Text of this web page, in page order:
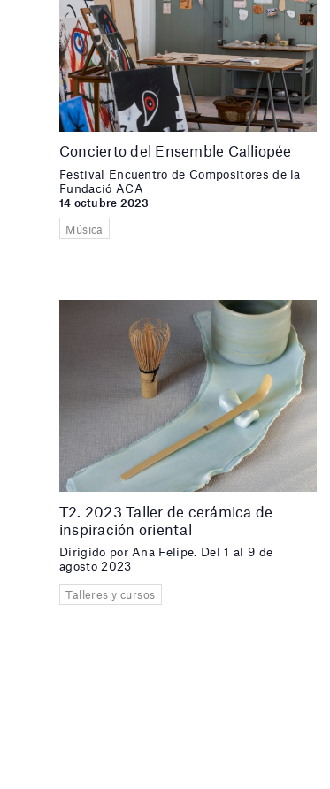
Concierto del Ensemble Calliopée
Festival Encuentro de Compositores de la
Fundació ACA
14 octubre 2023
Música
T2. 2023 Taller de cerámica de
inspiración oriental
Dirigido por Ana Felipe. Del 1 al 9 de
agosto 2023
Talleres y cursos